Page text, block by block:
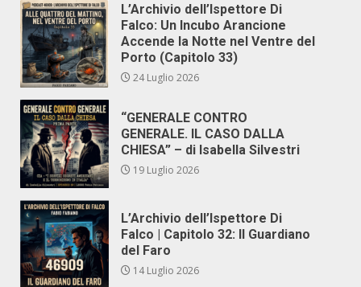
L’Archivio dell’Ispettore Di
Falco: Un Incubo Arancione
Accende la Notte nel Ventre del
Porto (Capitolo 33)
24 Luglio 2026
“GENERALE CONTRO
GENERALE. IL CASO DALLA
CHIESA” – di Isabella Silvestri
19 Luglio 2026
L’Archivio dell’Ispettore Di
Falco | Capitolo 32: Il Guardiano
del Faro
14 Luglio 2026